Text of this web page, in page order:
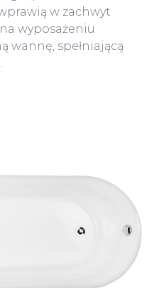
w zachwyt
wyposażeniu
wannę, spełniającą